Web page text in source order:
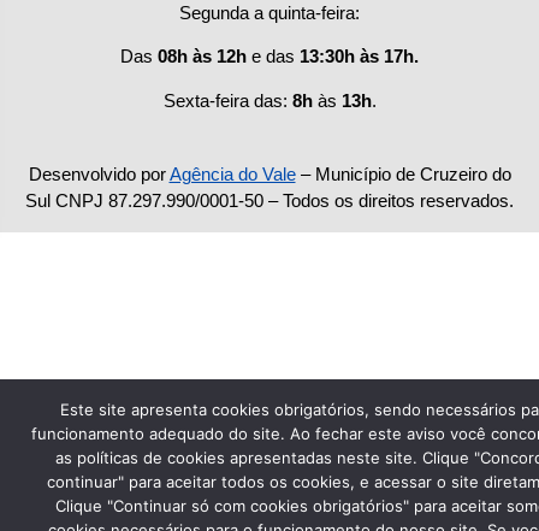
Segunda a quinta-feira:
Das 08h às 12h e das 13:30h às 17h.
Sexta-feira das: 8hàs 13h.
Desenvolvido porAgência do Vale– Município de Cruzeiro do
Sul CNPJ 87.297.990/0001-50 – Todos os direitos reservados.
Este site apresenta cookies obrigatórios, sendo necessários
funcionamento adequado do site. Ao fechar este aviso você
as políticas de cookies apresentadas neste site. Clique
continuar" para aceitar todos os cookies, e acessar o site
Clique "Continuar só com cookies obrigatórios" para aceitar